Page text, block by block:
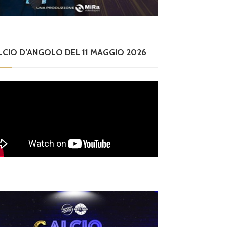
D’ANGOLO DEL 11 MAGGIO 2026